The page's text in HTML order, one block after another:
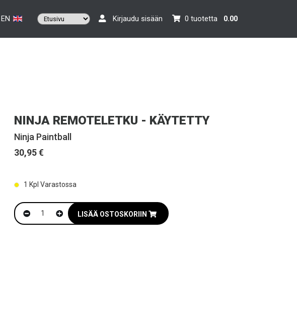
EN Kirjaudu sisään 0 tuotetta 0.00
NINJA REMOTELETKU - KÄYTETTY
Ninja Paintball
30,95 €
1 Kpl Varastossa
LISÄÄ OSTOSKORIIN